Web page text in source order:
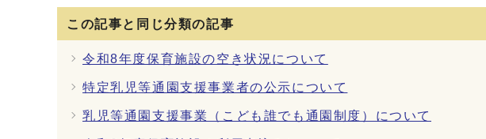
この記事と同じ分類の記事
令和8年度保育施設の空き状況について
特定乳児等通園支援事業者の公示について
乳児等通園支援事業（こども誰でも通園制度）について